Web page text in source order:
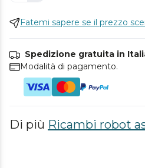
Fatemi sapere se il prezzo
Spedizione gratuita in
Modalità di pagamento.
Di più Ricambi robot